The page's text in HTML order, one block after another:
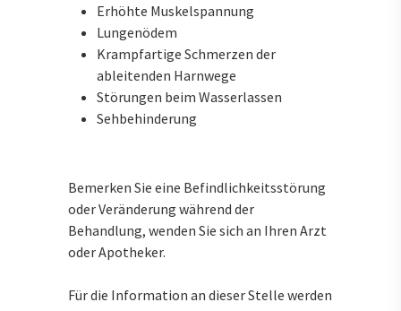
Erhöhte Muskelspannung
Lungenödem
Krampfartige Schmerzen der
ableitenden Harnwege
Störungen beim Wasserlassen
Sehbehinderung
Bemerken Sie eine Befindlichkeitsstörung
oder Veränderung während der
Behandlung, wenden Sie sich an Ihren Arzt
oder Apotheker.
Für die Information an dieser Stelle werden